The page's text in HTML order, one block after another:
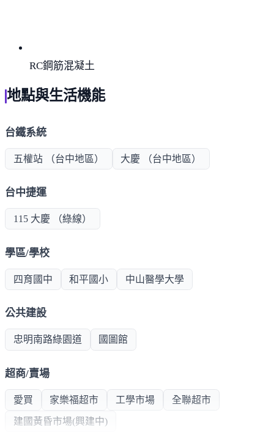
RC鋼筋混凝土
地點與生活機能
台鐵系統
五權站 （台中地區） 大慶 （台中地區）
台中捷運
115 大慶 （綠線）
學區/學校
四育國中 和平國小 中山醫學大學
公共建設
忠明南路綠園道 國圖館
超商/賣場
愛買 家樂福超市 工學市場 全聯超市
建國黃昏市場(興建中)